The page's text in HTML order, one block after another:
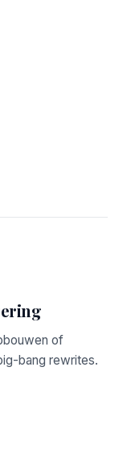
of
bang rewrites.